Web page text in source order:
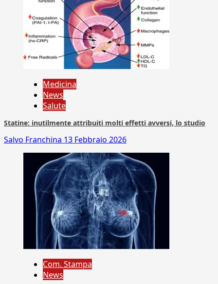
Medicina
News
Salute
Statine: inutilmente attribuiti molti effetti avversi, lo studio
Salvo Franchina 13 Febbraio 2026
Com. Stampa
News